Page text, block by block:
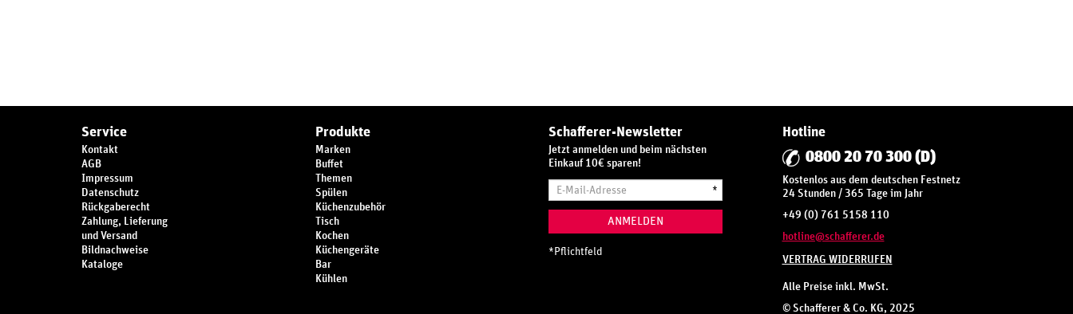
Service
Kontakt
AGB
Impressum
Datenschutz
Rückgaberecht
Zahlung, Lieferung
und Versand
Bildnachweise
Kataloge
Produkte
Marken
Buffet
Themen
Spülen
Küchenzubehör
Tisch
Kochen
Küchengeräte
Bar
Kühlen
Schafferer-Newsletter
Jetzt anmelden und beim nächsten
Einkauf 10€ sparen!
Mail-
*
ANMELDEN
* Pflichtfeld
Hotline
0800 20 70 300 (D)
Kostenlos aus dem deutschen Festnetz
24 Stunden / 365 Tage im Jahr
+49 (0) 761 5158 110
hotline@schafferer.de
VERTRAG WIDERRUFEN
Alle Preise inkl. MwSt.
© Schafferer & Co. KG, 2025